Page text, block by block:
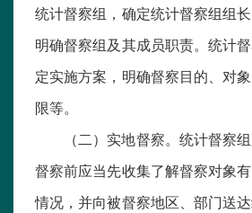
统计督察组，确定统计督察组组
明确督察组及其成员职责。统计
定实施方案，明确督察目的、对
限等。
（二）实地督察。统计督察
督察前应当先收集了解督察对象
情况，并向被督察地区、部门送达